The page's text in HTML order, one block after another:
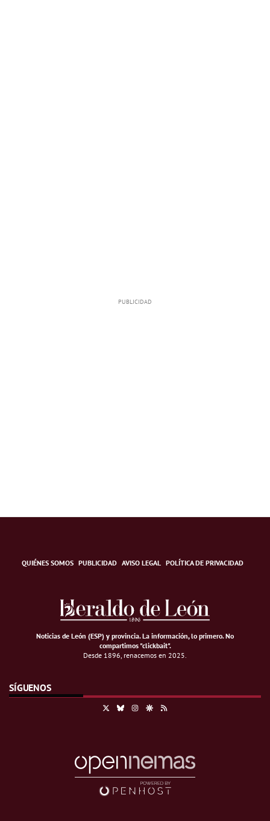
QUIÉNES SOMOS PUBLICIDAD AVISO LEGAL POLÍTICA DE PRIVACIDAD
Noticias de León (ESP) y provincia. La información, lo primero.No
compartimos "clickbait".
Desde 1896, renacemos en 2025.
SÍGUENOS
BlueskyInstagramGoogle Discover